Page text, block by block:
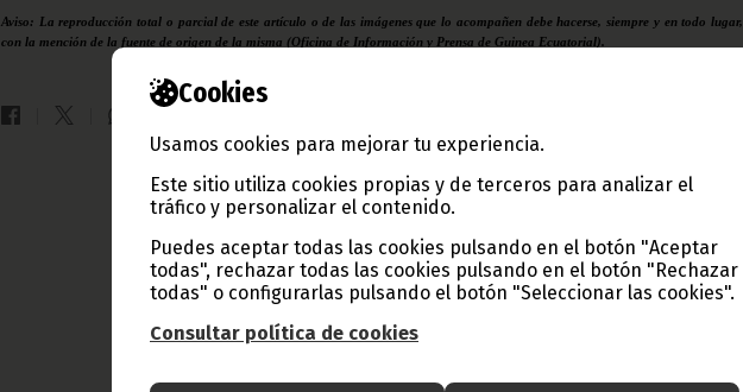
Cookies
Usamos cookies para mejorar tu experiencia.
Este sitio utiliza cookies propias y de terceros para analizar el
tráfico y personalizar el contenido.
Puedes aceptar todas las cookies pulsando en el botón "Aceptar
todas", rechazar todas las cookies pulsando en el botón "Rechazar
todas" o configurarlas pulsando el botón "Seleccionar las cookies".
Consultar política de cookies
Aviso: La reproducción total o parcial de este artículo o de las imágenes que lo acompañen debe hacerse, siempre y en todo lugar,
con la mención de la fuente de origen de la misma (Oficina de Información y Prensa de Guinea Ecuatorial).